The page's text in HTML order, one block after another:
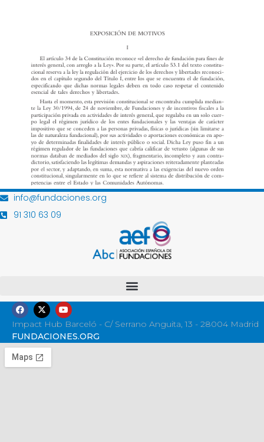
info@fundaciones.org
91 310 63 09
Impact Hub Barceló - C/ Serrano Anguita, 13 - 28004 Madrid
FUNDACIONES.ORG